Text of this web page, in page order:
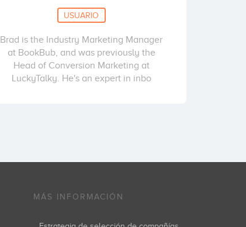
USUARIO
Brad is the Industry Marketing Manager
at BookBub, and was previously the
Head of Conversion Marketing at
LuckyTalky. He's an expert in inbo
MÁS INFORMACIÓN